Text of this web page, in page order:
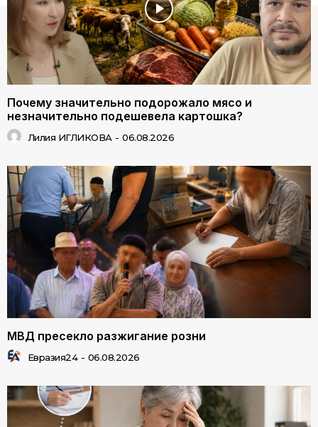
Почему значительно подорожало мясо и
незначительно подешевела картошка?
Лилия ИГЛИКОВА - 06.08.2026
МВД пресекло разжигание розни
Евразия24 - 06.08.2026